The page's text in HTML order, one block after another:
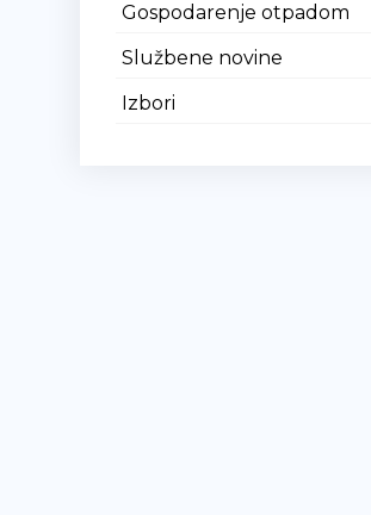
Gospodarenje otpadom
Službene novine
Izbori